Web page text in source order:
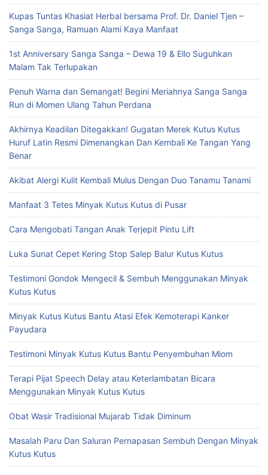
Kupas Tuntas Khasiat Herbal bersama Prof. Dr. Daniel Tjen –
Sanga Sanga, Ramuan Alami Kaya Manfaat
1st Anniversary Sanga Sanga – Dewa 19 & Ello Suguhkan
Malam Tak Terlupakan
Penuh Warna dan Semangat! Begini Meriahnya Sanga Sanga
Run di Momen Ulang Tahun Perdana
Akhirnya Keadilan Ditegakkan! Gugatan Merek Kutus Kutus
Huruf Latin Resmi Dimenangkan Dan Kembali Ke Tangan Yang
Benar
Akibat Alergi Kulit Kembali Mulus Dengan Duo Tanamu Tanami
Manfaat 3 Tetes Minyak Kutus Kutus di Pusar
Cara Mengobati Tangan Anak Terjepit Pintu Lift
Luka Sunat Cepet Kering Stop Salep Balur Kutus Kutus
Testimoni Gondok Mengecil & Sembuh Menggunakan Minyak
Kutus Kutus
Minyak Kutus Kutus Bantu Atasi Efek Kemoterapi Kanker
Payudara
Testimoni Minyak Kutus Kutus Bantu Penyembuhan Miom
Terapi Pijat Speech Delay atau Keterlambatan Bicara
Menggunakan Minyak Kutus Kutus
Obat Wasir Tradisional Mujarab Tidak Diminum
Masalah Paru Dan Saluran Pernapasan Sembuh Dengan Minyak
Kutus Kutus